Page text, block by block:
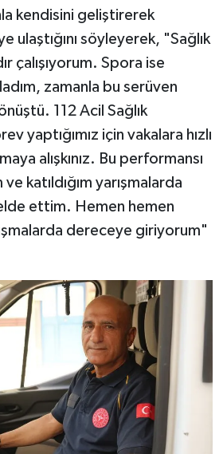
kendisini geliştirerek
ulaştığını söyleyerek, "Sağlık
çalışıyorum. Spora ise
zamanla bu serüven
112 Acil Sağlık
yaptığımız için vakalara hızlı
alışkınız. Bu performansı
katıldığım yarışmalarda
ettim. Hemen hemen
dereceye giriyorum"